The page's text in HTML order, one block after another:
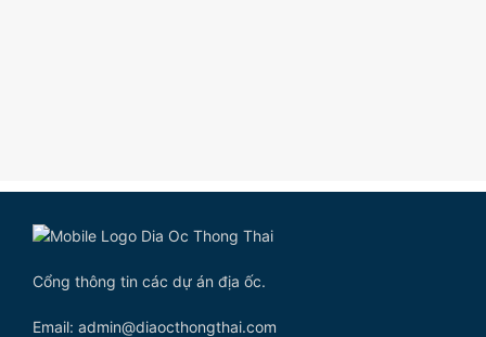
Cổng thông tin các dự án địa ốc.
Email: admin@diaocthongthai.com